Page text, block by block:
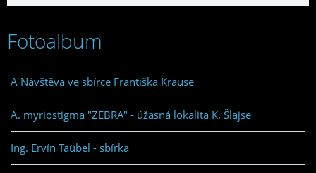
Fotoalbum
A Návštěva ve sbírce Františka Krause
A. myriostigma "ZEBRA" - úžasná lokalita K. Šlajse
Ing. Ervín Taübel - sbírka